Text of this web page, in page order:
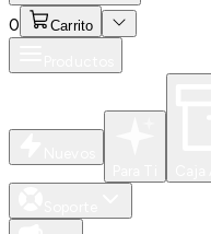
0 Carrito